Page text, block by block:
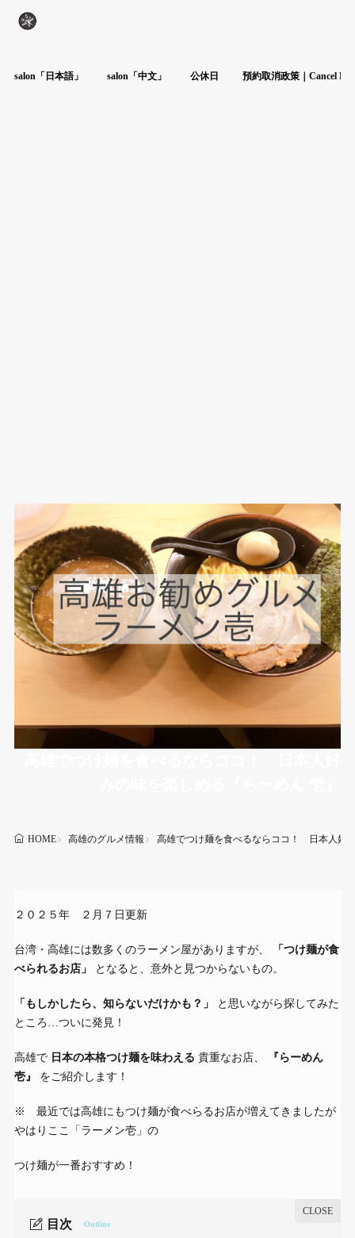
salon「日本語」 salon「中文」 公休日 預約取消政策｜Cancel
HOME 高雄のグルメ情報 高雄でつけ麺を食べるならココ！ 日本人好
２０２５年 ２月７日更新
台湾・高雄には数多くのラーメン屋がありますが、
「つけ麺が食
べられるお店」
となると、意外と見つからないもの。
「もしかしたら、知らないだけかも？」
と思いながら探してみた
ところ…ついに発見！
高雄で 日本の本格つけ麺を味わえる 貴重なお店、
『らーめん
壱』
をご紹介します！
※ 最近では高雄にもつけ麺が食べらるお店が増えてきましたが
やはりここ「ラーメン壱」の
つけ麺が一番おすすめ！
目次 Outline